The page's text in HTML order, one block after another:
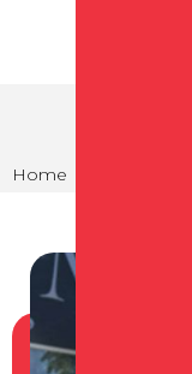
Home